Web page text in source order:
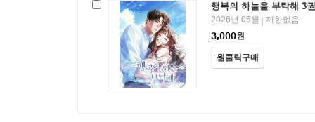
행복의 하늘을 부탁해 3
2026년 05월
제한없음
3,000원
원클릭구매